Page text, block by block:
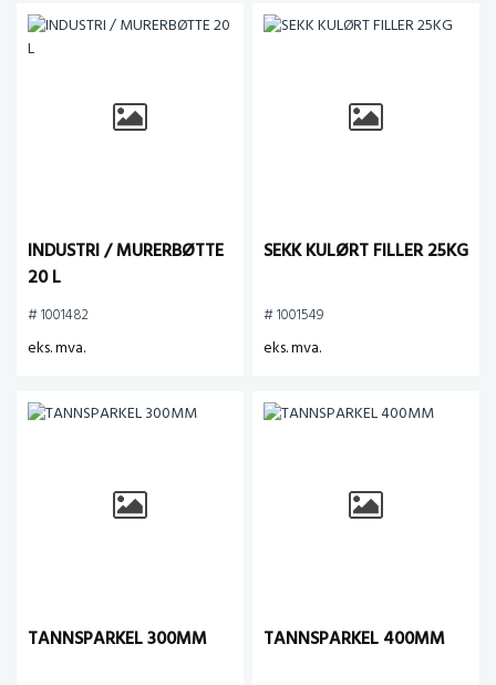
INDUSTRI / MURERBØTTE
20 L
# 1001482
eks. mva.
SEKK KULØRT FILLER 25KG
# 1001549
eks. mva.
TANNSPARKEL 300MM TANNSPARKEL 400MM